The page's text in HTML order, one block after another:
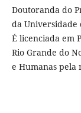
Doutoranda do
da Universidade
É licenciada em
Rio Grande do
e Humanas pela